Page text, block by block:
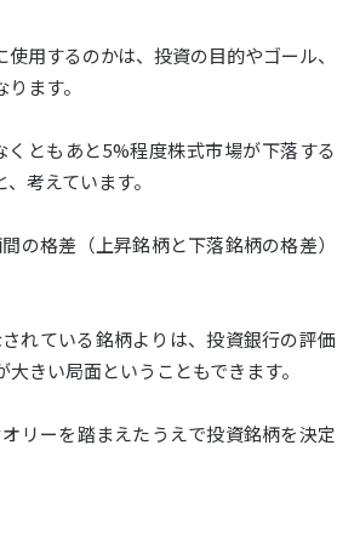
用するのかは、投資の目的やゴール、
ます。
ともあと5%程度株式市場が下落する
考えています。
の格差（上昇銘柄と下落銘柄の格差）
れている銘柄よりは、投資銀行の評価
きい局面ということもできます。
リーを踏まえたうえで投資銘柄を決定